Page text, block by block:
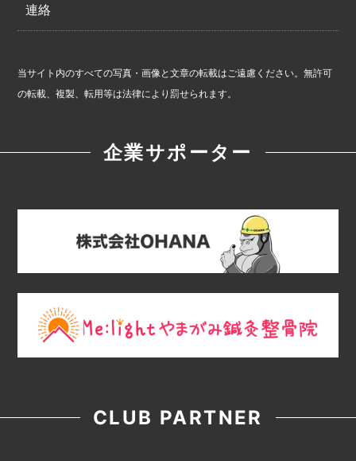
連絡
当サイト内のすべての写真・画像と文章の転載はご遠慮ください。無許可
の転載、複製、転用等は法律により罰せられます。
企業サポーター
CLUB PARTNER